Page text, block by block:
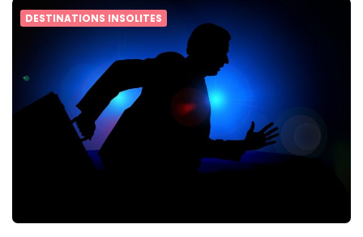
DESTINATIONS INSOLITES